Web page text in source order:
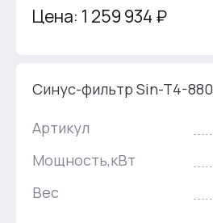
Цена: 1 259 934 ₽
Синус-фильтр Sin-T4-880
Артикул
Мощность,кВт
Вес